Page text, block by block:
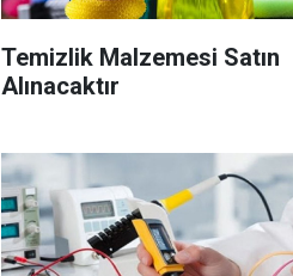
Temizlik Malzemesi Satın
Alınacaktır